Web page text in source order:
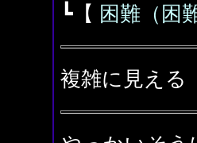
┗【 困難（困
複雑に見える